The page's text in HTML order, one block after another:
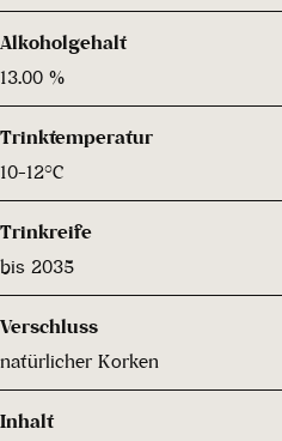
Alkoholgehalt
13.00 %
Trinktemperatur
10-12°C
Trinkreife
bis 2035
Verschluss
natürlicher Korken
Inhalt